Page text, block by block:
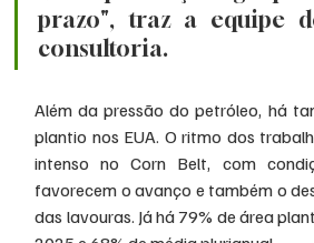
prazo", traz a equipe
consultoria.
Além da pressão do petróleo, há
plantio nos EUA. O ritmo dos
intenso no Corn Belt, com
favorecem o avanço e também o
das lavouras. Já há 79% de área